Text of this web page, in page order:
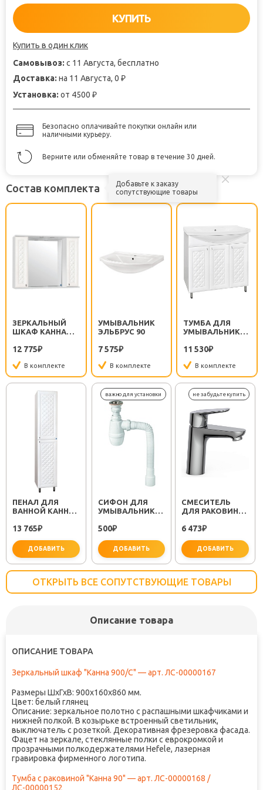
КУПИТЬ
Купить в один клик
Самовывоз: с 11 Августа, бесплатно
Доставка: на 11 Августа, 0 ₽
Установка: от 4500 ₽
Безопасно оплачивайте покупки онлайн или
наличными курьеру.
Верните или обменяйте товар в течение 30 дней.
Состав комплекта
Добавьте к заказу
сопутствующие товары
ЗЕРКАЛЬНЫЙ
ШКАФ КАННА
12 775₽
В комплекте
УМЫВАЛЬНИК
ЭЛЬБРУС 90
7 575₽
В комплекте
ТУМБА ДЛЯ
УМЫВАЛЬНИКА
11 530₽
В комплекте
ПЕНАЛ ДЛЯ
ВАННОЙ КАННА
13 765₽
ДОБАВИТЬ
важно для установки
СИФОН ДЛЯ
УМЫВАЛЬНИКА
(30718050)
500₽
ДОБАВИТЬ
СМЕСИТЕЛЬ
ДЛЯ РАКОВИНЫ
TOK-SEM-1011
6 473₽
ДОБАВИТЬ
ОТКРЫТЬ ВСЕ СОПУТСТВУЮЩИЕ ТОВАРЫ
Описание товара
ОПИСАНИЕ ТОВАРА
Зеркальный шкаф "Канна 900/С" — арт. ЛС-00000167
Размеры ШхГхВ: 900х160х860 мм.
Цвет: белый глянец
Описание: зеркальное полотно с распашными шкафчиками и
нижней полкой. В козырьке встроенный светильник,
выключатель с розеткой. Декоративная фрезеровка фасада.
Фацет на зеркале, стеклянные полки с еврокромкой и
прозрачными полкодержателями Hefele, лазерная
гравировка фирменного логотипа.
Тумба с раковиной "Канна 90" — арт. ЛС-00000168 /
ЛС-00000152